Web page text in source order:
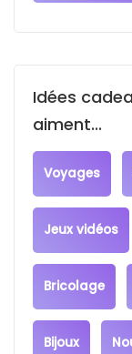
Idées
aiment...
Voyages
Jeux vidéos
Bricolage
Bijoux